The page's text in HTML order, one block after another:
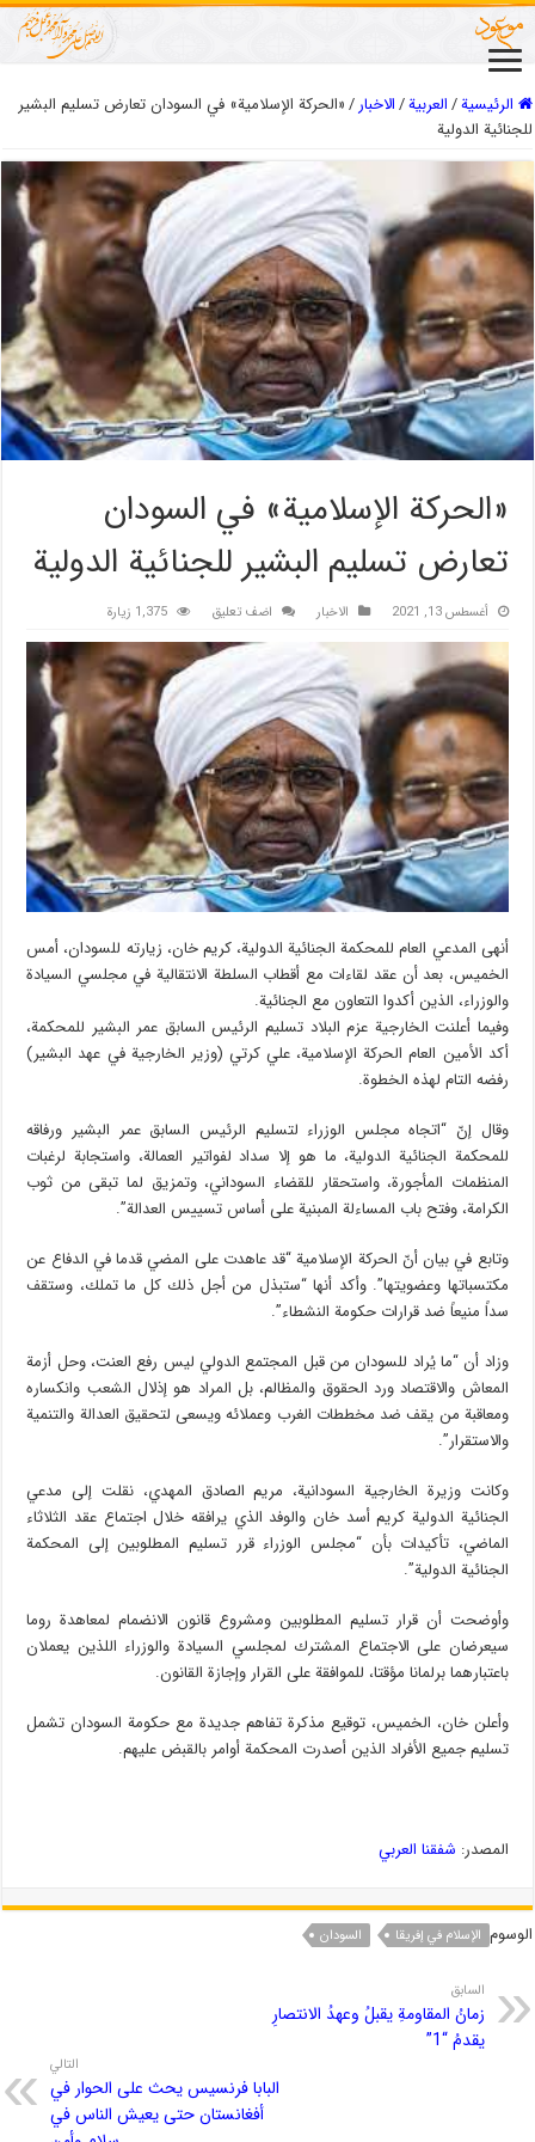
الرئيسية/العربیة/الاخبار/«الحركة الإسلامية» في السودان تعارض تسليم البشير
للجنائية الدولية
«الحركة الإسلامية» في السودان
تعارض تسليم البشير للجنائية الدولية
أغسطس 13, 2021 الاخبار اضف تعليق 1,375 زيارة
أنهى المدعي العام للمحكمة الجنائية الدولية، كريم خان، زيارته للسودان، أمس
الخميس، بعد أن عقد لقاءات مع أقطاب السلطة الانتقالية في مجلسي السيادة
والوزراء، الذين أكدوا التعاون مع الجنائية.
وفيما أعلنت الخارجية عزم البلاد تسليم الرئيس السابق عمر البشير للمحكمة،
أكد الأمين العام الحركة الإسلامية، علي كرتي (وزير الخارجية في عهد البشير)
رفضه التام لهذه الخطوة.
وقال إنّ “اتجاه مجلس الوزراء لتسليم الرئيس السابق عمر البشير ورفاقه
للمحكمة الجنائية الدولية، ما هو إلا سداد لفواتير العمالة، واستجابة لرغبات
المنظمات المأجورة، واستحقار للقضاء السوداني، وتمزيق لما تبقى من ثوب
الكرامة، وفتح باب المساءلة المبنية على أساس تسييس العدالة”.
وتابع في بيان أنّ الحركة الإسلامية “قد عاهدت على المضي قدما في الدفاع عن
مكتسباتها وعضويتها”. وأكد أنها “ستبذل من أجل ذلك كل ما تملك، وستقف
سداً منيعاً ضد قرارات حكومة النشطاء”.
وزاد أن “ما يُراد للسودان من قبل المجتمع الدولي ليس رفع العنت، وحل أزمة
المعاش والاقتصاد ورد الحقوق والمظالم، بل المراد هو إذلال الشعب وانكساره
ومعاقبة من يقف ضد مخططات الغرب وعملائه ويسعى لتحقيق العدالة والتنمية
والاستقرار”.
وكانت وزيرة الخارجية السودانية، مريم الصادق المهدي، نقلت إلى مدعي
الجنائية الدولية كريم أسد خان والوفد الذي يرافقه خلال اجتماع عقد الثلاثاء
الماضي، تأكيدات بأن “مجلس الوزراء قرر تسليم المطلوبين إلى المحكمة
الجنائية الدولية”.
وأوضحت أن قرار تسليم المطلوبين ومشروع قانون الانضمام لمعاهدة روما
سيعرضان على الاجتماع المشترك لمجلسي السيادة والوزراء اللذين يعملان
باعتبارهما برلمانا مؤقتا، للموافقة على القرار وإجازة القانون.
وأعلن خان، الخميس، توقيع مذكرة تفاهم جديدة مع حكومة السودان تشمل
تسليم جميع الأفراد الذين أصدرت المحكمة أوامر بالقبض عليهم.
المصدر: شفقنا العربي
الوسوم الإسلام في إفریقا السودان
السابق
زمانُ المقاومةِ يقبلُ وعهدُ الانتصارِ
يقدمُ “1”
التالي
البابا فرنسيس يحث على الحوار في
أفغانستان حتى يعيش الناس في